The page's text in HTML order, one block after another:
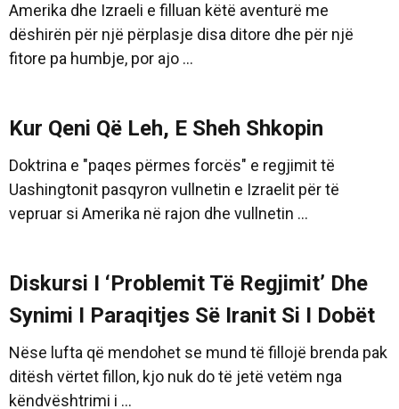
Amerika dhe Izraeli e filluan këtë aventurë me
dëshirën për një përplasje disa ditore dhe për një
fitore pa humbje, por ajo ...
Kur Qeni Që Leh, E Sheh Shkopin
Doktrina e "paqes përmes forcës" e regjimit të
Uashingtonit pasqyron vullnetin e Izraelit për të
vepruar si Amerika në rajon dhe vullnetin ...
Diskursi I ‘Problemit Të Regjimit’ Dhe
Synimi I Paraqitjes Së Iranit Si I Dobët
Nëse lufta që mendohet se mund të fillojë brenda pak
ditësh vërtet fillon, kjo nuk do të jetë vetëm nga
këndvështrimi i ...